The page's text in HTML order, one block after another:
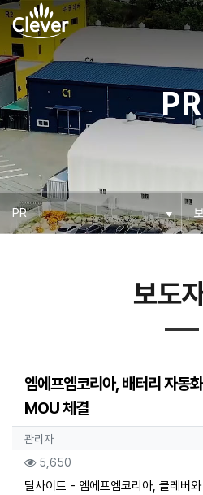
PR
보도
엠에프엠코리아, 배터리 자동
MOU 체결
작성자 정보
관리자작성
컨텐츠 정보
5,650
본문딜사이트 - 엠에프엠코리아, 클레버